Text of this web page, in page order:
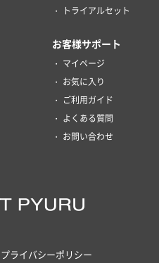
トライアルセット
お客様サポート
マイページ
お気に入り
ご利用ガイド
よくある質問
お問い合わせ
プライバシーポリシー